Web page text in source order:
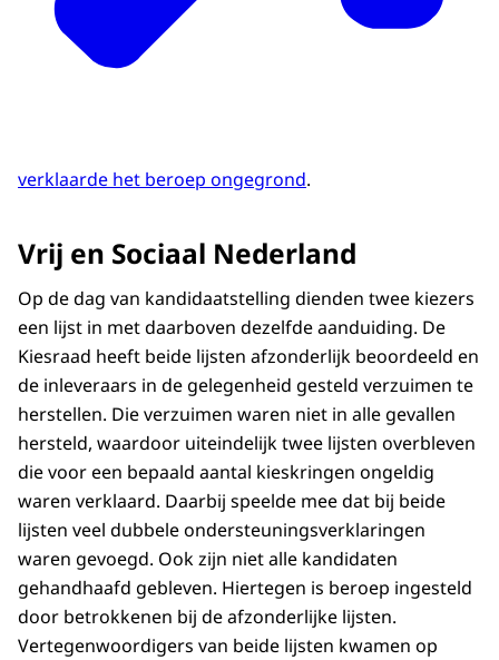
verklaarde het beroep ongegrond.
Vrij en Sociaal Nederland
Op de dag van kandidaatstelling dienden twee kiezers
een lijst in met daarboven dezelfde aanduiding. De
Kiesraad heeft beide lijsten afzonderlijk beoordeeld en
de inleveraars in de gelegenheid gesteld verzuimen te
herstellen. Die verzuimen waren niet in alle gevallen
hersteld, waardoor uiteindelijk twee lijsten overbleven
die voor een bepaald aantal kieskringen ongeldig
waren verklaard. Daarbij speelde mee dat bij beide
lijsten veel dubbele ondersteuningsverklaringen
waren gevoegd. Ook zijn niet alle kandidaten
gehandhaafd gebleven. Hiertegen is beroep ingesteld
door betrokkenen bij de afzonderlijke lijsten.
Vertegenwoordigers van beide lijsten kwamen op